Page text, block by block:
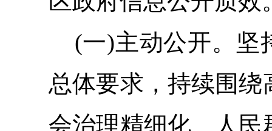
(一)主动公开。 坚
总体要求，持续围绕
会治理精细化、人